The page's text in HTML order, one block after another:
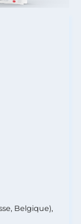
Belgique),